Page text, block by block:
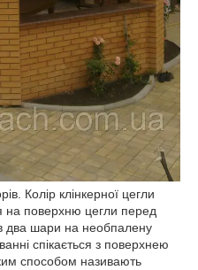
Колір клінкерної цегли
на поверхню цегли перед
два шари на необпалену
спікається з поверхнею
способом називають